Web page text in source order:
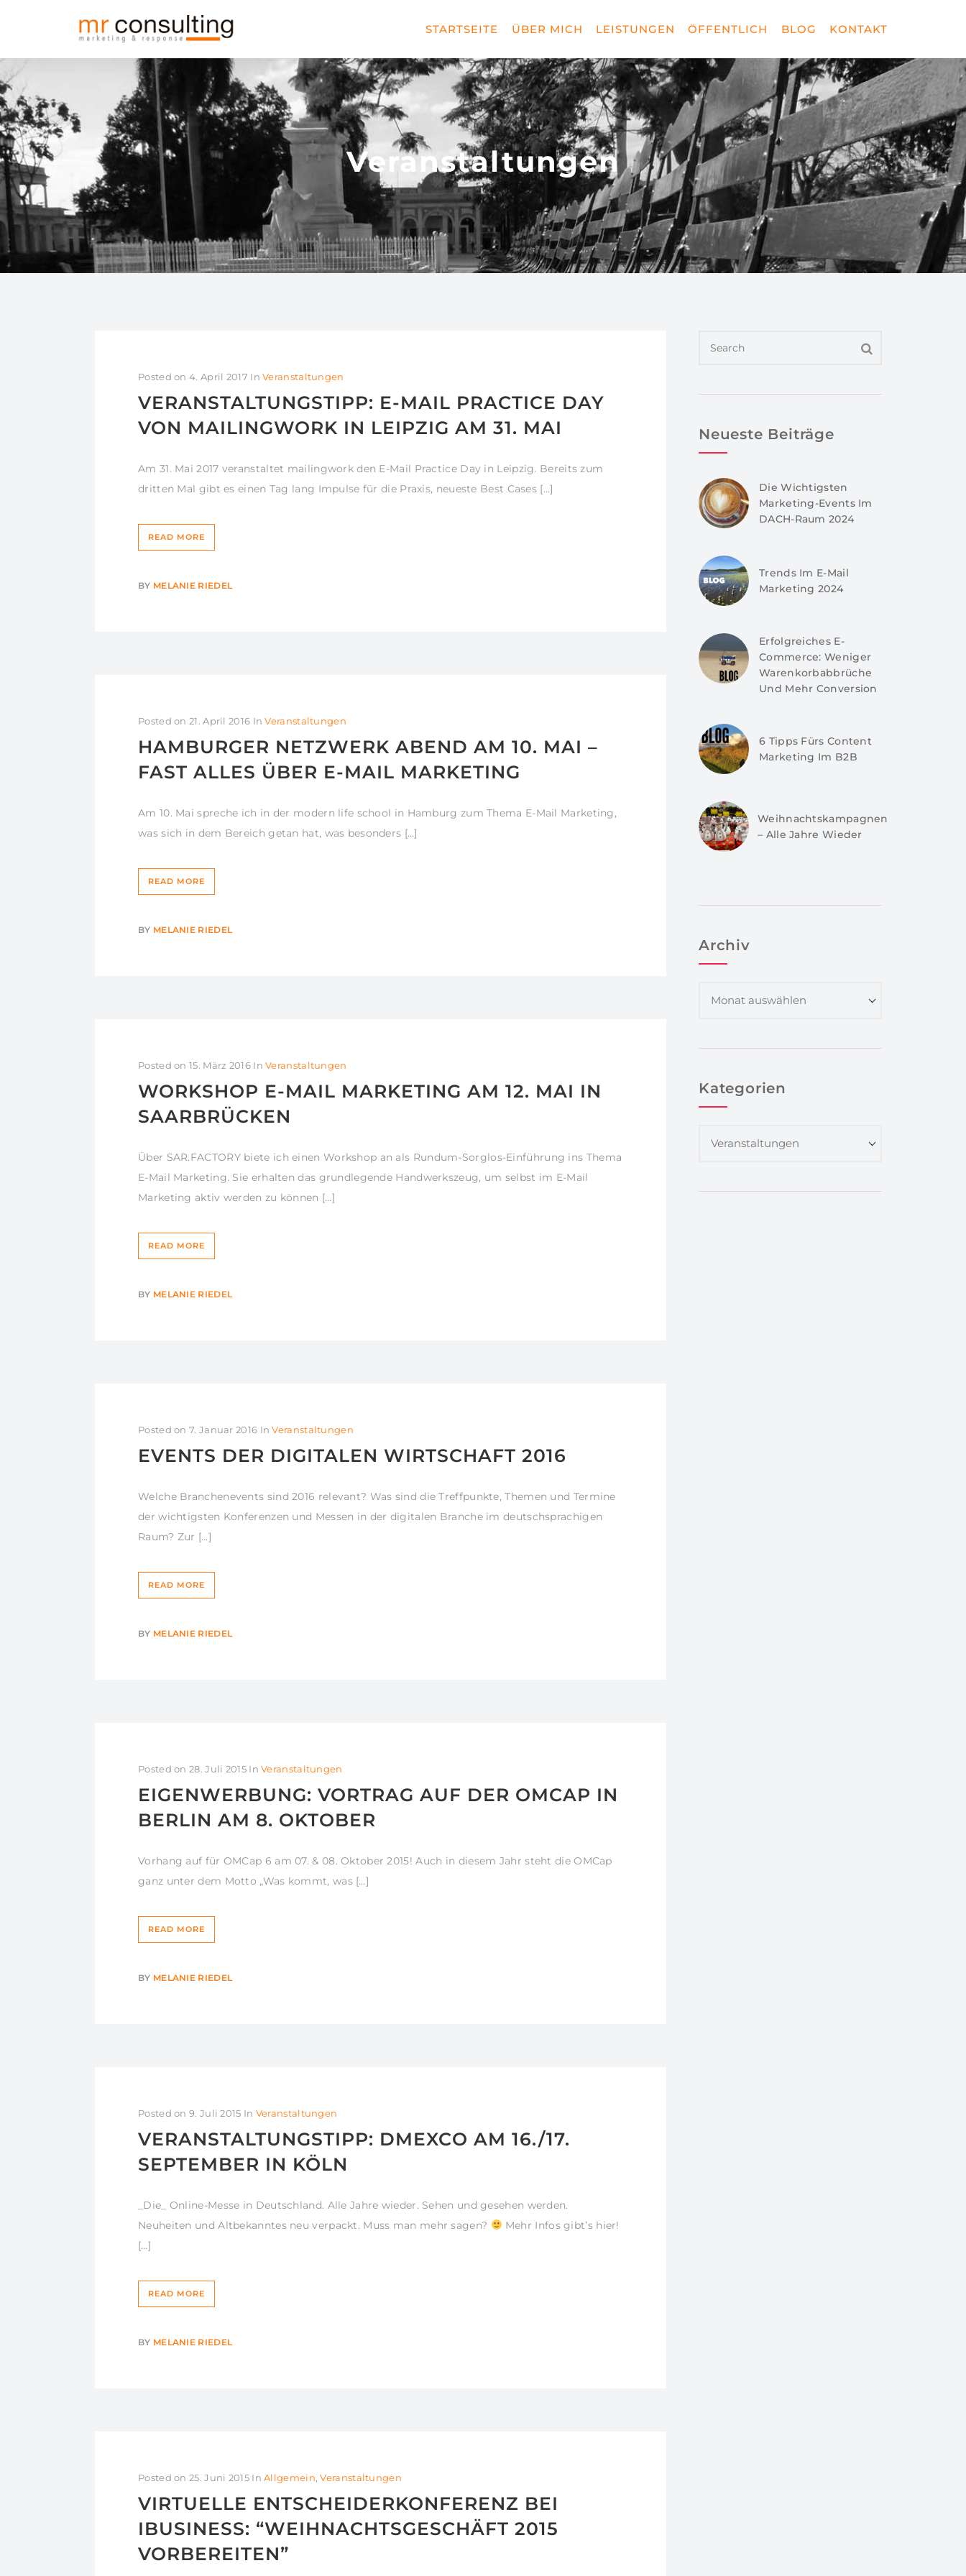
STARTSEITE ÜBER MICH LEISTUNGEN ÖFFENTLICH BLOG KONTAKT
Veranstaltungen
Posted on 4. April 2017 InVeranstaltungen
VERANSTALTUNGSTIPP: E-MAIL PRACTICE DAY
VON MAILINGWORK IN LEIPZIG AM 31. MAI
Am 31. Mai 2017 veranstaltet mailingwork den E-Mail Practice Day in Leipzig. Bereits zum
dritten Mal gibt es einen Tag lang Impulse für die Praxis, neueste Best Cases […]
READ MORE
BY MELANIE RIEDEL
Posted on 21. April 2016 InVeranstaltungen
HAMBURGER NETZWERK ABEND AM 10. MAI –
FAST ALLES ÜBER E-MAIL MARKETING
Am 10. Mai spreche ich in der modern life school in Hamburg zum Thema E-Mail Marketing,
was sich in dem Bereich getan hat, was besonders […]
READ MORE
BY MELANIE RIEDEL
Posted on 15. März 2016 InVeranstaltungen
WORKSHOP E-MAIL MARKETING AM 12. MAI IN
SAARBRÜCKEN
Über SAR.FACTORY biete ich einen Workshop an als Rundum-Sorglos-Einführung ins Thema
E-Mail Marketing. Sie erhalten das grundlegende Handwerkszeug, um selbst im E-Mail
Marketing aktiv werden zu können […]
READ MORE
BY MELANIE RIEDEL
Posted on 7. Januar 2016 InVeranstaltungen
EVENTS DER DIGITALEN WIRTSCHAFT 2016
Welche Branchenevents sind 2016 relevant? Was sind die Treffpunkte, Themen und Termine
der wichtigsten Konferenzen und Messen in der digitalen Branche im deutschsprachigen
Raum? Zur […]
READ MORE
BY MELANIE RIEDEL
Posted on 28. Juli 2015 InVeranstaltungen
EIGENWERBUNG: VORTRAG AUF DER OMCAP IN
BERLIN AM 8. OKTOBER
Vorhang auf für OMCap 6 am 07. & 08. Oktober 2015! Auch in diesem Jahr steht die OMCap
ganz unter dem Motto „Was kommt, was […]
READ MORE
BY MELANIE RIEDEL
Posted on 9. Juli 2015 In Veranstaltungen
VERANSTALTUNGSTIPP: DMEXCO AM 16./17.
SEPTEMBER IN KÖLN
_Die_ Online-Messe in Deutschland. Alle Jahre wieder. Sehen und gesehen werden.
Neuheiten und Altbekanntes neu verpackt. Muss man mehr sagen?
Mehr Infos gibt’s hier!
[…]
READ MORE
BY MELANIE RIEDEL
Posted on 25. Juni 2015 InAllgemein,Veranstaltungen
VIRTUELLE ENTSCHEIDERKONFERENZ BEI
IBUSINESS: “WEIHNACHTSGESCHÄFT 2015
VORBEREITEN”
Neueste Beiträge
Die Wichtigsten
Marketing-Events Im
DACH-Raum 2024
Trends Im E-Mail
Marketing 2024
Erfolgreiches E-
Commerce: Weniger
Warenkorbabbrüche
Und Mehr Conversion
6 Tipps Fürs Content
Marketing Im B2B
Weihnachtskampagnen
– Alle Jahre Wieder
Archiv
Kategorien